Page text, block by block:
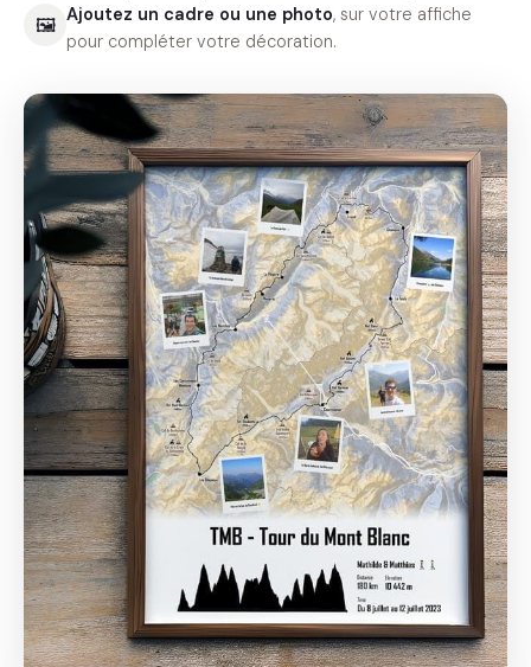
🖼 Ajoutez un cadre ou une photo, sur votre affiche
pour compléter votre décoration.